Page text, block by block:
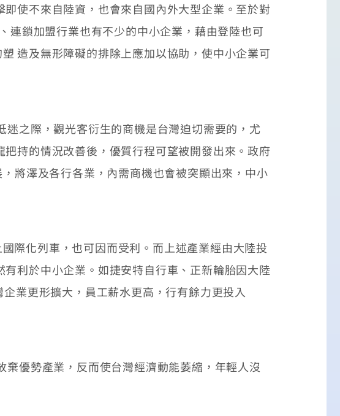
使不來自陸資，也會來自國內外大型企業。至於對
連鎖加盟行業也有不少的中小企業，藉由登陸也可
造及無形障礙的排除上應加以協助，使中小企業可
之際，觀光客衍生的商機是台灣迫切需要的，尤
持的情況改善後，優質行程可望被開發出來。政府
將澤及各行各業，內需商機也會被突顯出來，中小
化列車，也可因而受利。而上述產業經由大陸投
利於中小企業。如捷安特自行車、正新輪胎因大陸
業更形擴大，員工薪水更高，行有餘力更投入
優勢產業，反而使台灣經濟動能萎縮，年輕人沒